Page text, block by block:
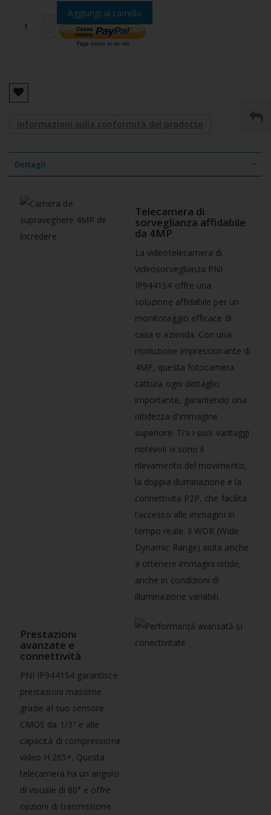
Aggiungi al carrello
Informazioni sulla conformità del prodotto
Dettagli
Telecamera di
sorveglianza affidabile
da 4MP
La videotelecamera di
videosorveglianza PNI
IP9441S4 offre una
soluzione affidabile per un
monitoraggio efficace di
casa o azienda. Con una
risoluzione impressionante di
4MP, questa fotocamera
cattura ogni dettaglio
importante, garantendo una
nitidezza d'immagine
superiore. Tra i suoi vantaggi
notevoli vi sono il
rilevamento del movimento,
la doppia illuminazione e la
connettività P2P, che facilita
l'accesso alle immagini in
tempo reale. Il WDR (Wide
Dynamic Range) aiuta anche
a ottenere immagini nitide,
anche in condizioni di
illuminazione variabili.
Prestazioni
avanzate e
connettività
PNI IP9441S4 garantisce
prestazioni massime
grazie al suo sensore
CMOS da 1/3" e alle
capacità di compressione
video H.265+. Questa
telecamera ha un angolo
di visuale di 80° e offre
opzioni di trasmissione